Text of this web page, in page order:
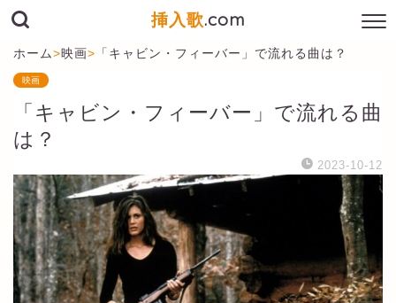
挿入歌.com
ホーム>映画> 「キャビン・フィーバー」で流れる曲は？
映画
「キャビン・フィーバー」で流れる曲
は？
2023-10-12